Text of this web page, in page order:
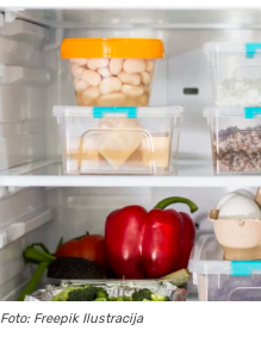
Foto: Freepik Ilustracija